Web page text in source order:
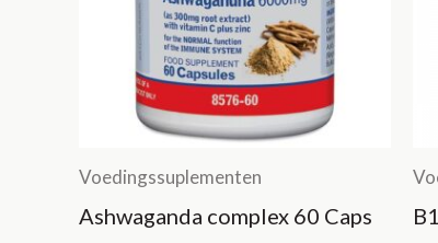
Voedingssuplementen
Ashwaganda complex 60 Caps